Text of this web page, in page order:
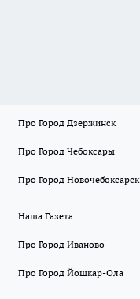
Про Город Дзержинск
Про Город Чебоксары
Про Город Новочебоксарск
Наша Газета
Про Город Иваново
Про Город Йошкар-Ола